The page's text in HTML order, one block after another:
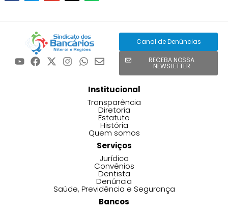
Canal de Denúncias
RECEBA NOSSA
NEWSLETTER
Institucional
Transparência
Diretoria
Estatuto
História
Quem somos
Serviços
Jurídico
Convênios
Dentista
Denúncia
Saúde, Previdência e Segurança
Bancos